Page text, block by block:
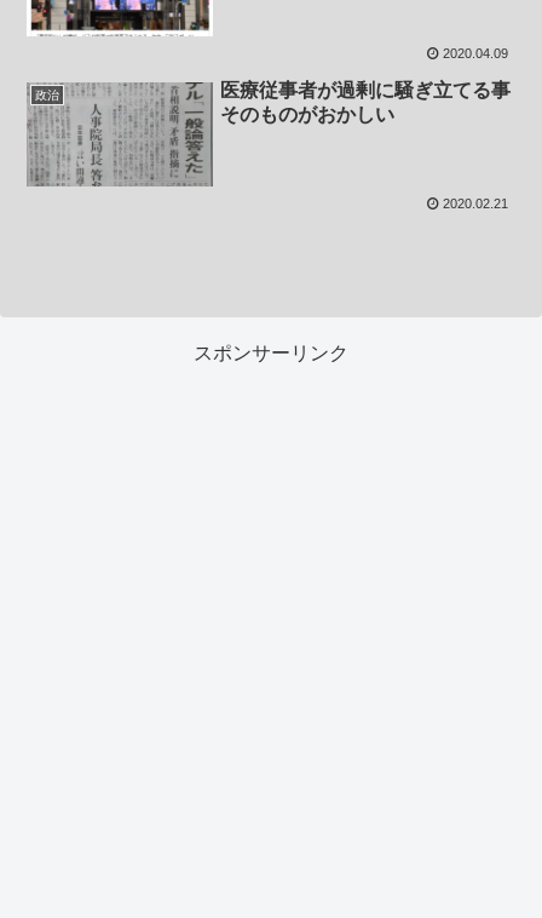
2020.04.09
政治
医療従事者が過剰に騒ぎ立てる事
そのものがおかしい
2020.02.21
スポンサーリンク